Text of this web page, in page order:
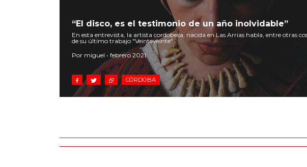
“El disco, es el testimonio de un año inolvidable”
En esta entrevista, la artista cordobesa, nacida en Las Arrias habla, entre otras
de su último trabajo "Veinteveinte".
Por miguel • febrero 2021
CÓRDOBA